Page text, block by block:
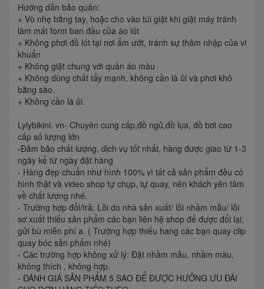
Hướng dẫn bảo quản:
+ Vò nhẹ bằng tay, hoặc cho vào túi giặt khi giặt máy tránh
làm mất form ban đầu của áo lót
+ Không phơi đồ lót tại nơi ẩm ướt, tránh sự thâm nhập của vi
khuẩn
+ Không giặt chung với quần áo màu
+ Không dùng chất tẩy mạnh, không cần là ủi và phơi khô
bằng sào.
+ Không cần là ủi.
Lylybikini. vn- Chuyên cung cấp,đồ ngủ,đồ lụa, đồ bơi cao
cấp số lượng lớn
-Đảm bảo chất lượng, dịch vụ tốt nhất, hàng được giao từ 1-3
ngày kể từ ngày đặt hàng
- Hàng đẹp chuẩn như hình 100% vì tất cả sản phẩm đều có
hình thật và video shop tự chụp, tự quay, nên khách yên tâm
về chất lượng nhé.
- Trường hợp đổi/trả: Lỗi do nhà sản xuất/ lỗi nhầm mẫu/ lỗi
sơ xuất thiếu sản phẩm các bạn liên hệ shop để được đổi lại,
gửi bù miễn phí a. ( Trường hợp thiếu hang các bạn quay clip
quay bóc sản phẩm nhé)
- Các trường hợp không xử lý: Đặt nhầm mẫu, nhầm màu,
không thích , không hợp.
- ĐÁNH GIÁ SẢN PHẨM 5 SAO ĐỂ ĐƯỢC HƯỞNG ƯU ĐÃI